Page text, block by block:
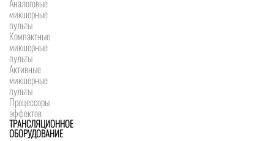
Аналоговые
микшерные
пульты
Компактные
микшерные
пульты
Активные
микшерные
пульты
Процессоры
эффектов
ТРАНСЛЯЦИОННОЕ
ОБОРУДОВАНИЕ